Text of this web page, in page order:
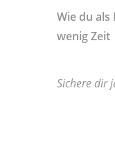
Wie du
wenig Zeit
Sichere dir